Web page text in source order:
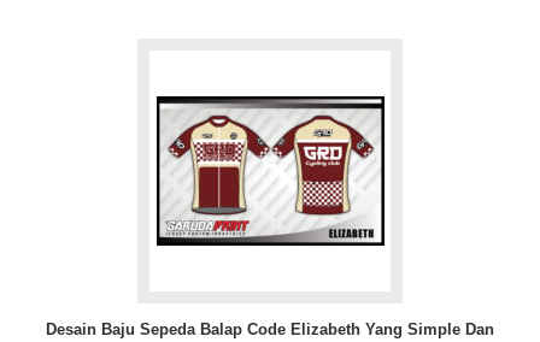
Desain Baju Sepeda Balap Code Elizabeth Yang Simple Dan